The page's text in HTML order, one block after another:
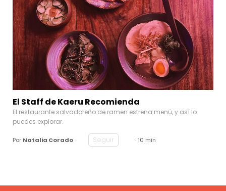
El Staff de Kaeru Recomienda
El restaurante salvadoreño de ramen estrena menú, y así lo
puedes explorar.
Por Natalia Corado Seguir · 10 min